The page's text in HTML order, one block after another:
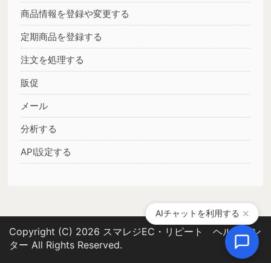
商品情報を登録や変更する
定期商品を登録する
注文を処理する
販促
メール
分析する
API設定する
Copyright (C) 2026 スマレジEC・リピート ヘルプセン
ター All Rights Reserved.
AIチャットを利用する ✕